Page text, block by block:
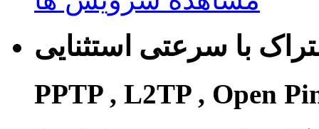
با سرعتی استثنایی
PPTP , L2TP , Open